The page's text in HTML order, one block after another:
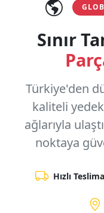
Sınır
Türkiye'den
kaliteli
ağlarıyla
noktaya
Hızlı